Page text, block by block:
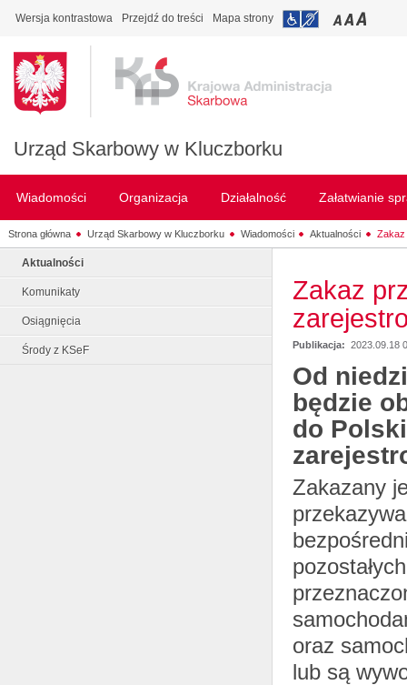
Wersja kontrastowa Przejdź do treści Mapa strony
Urząd Skarbowy w Kluczborku
Wiadomości Organizacja Działalność Załatwianie
Strona główna Urząd Skarbowy w Kluczborku Wiadomości Aktualności Zakaz
Aktualności
Komunikaty
Osiągnięcia
Środy z KSeF
Zakaz
Publikacja: 2023.09.18
Od
będzie
do
Zakazany
oraz
lub są